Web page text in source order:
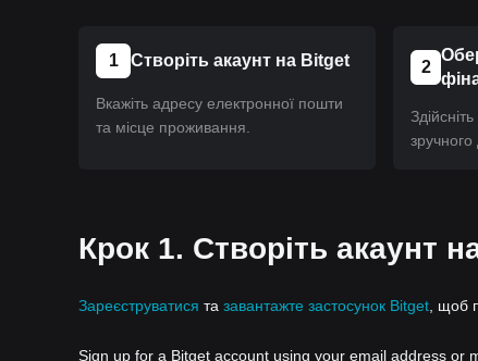
1 Створіть акаунт на Bitget
Вкажіть адресу електронної пошти
та місце проживання.
2
Крок 1. Створіть акаунт
Зареєструватися та завантажте застосунок Bitget , щоб
Sign up for a Bitget account using your email address or